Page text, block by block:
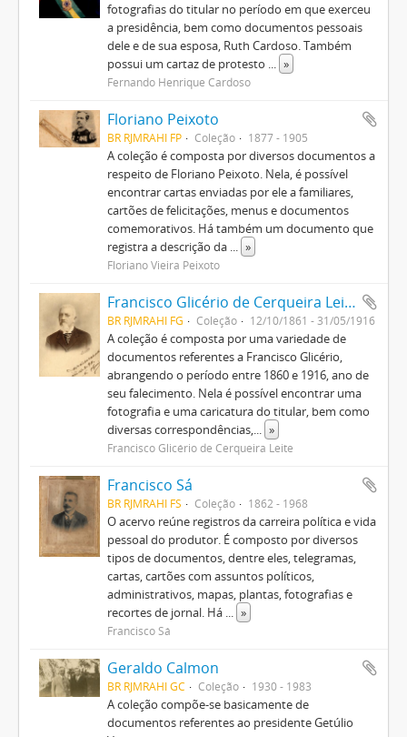
fotografias do titular no período em que exerceu
a presidência, bem como documentos pessoais
dele e de sua esposa, Ruth Cardoso. Também
possui um cartaz de protesto ... »
Fernando Henrique Cardoso
Floriano Peixoto
BR RJMRAHI FP Coleção 1877 - 1905
A coleção é composta por diversos documentos a
respeito de Floriano Peixoto. Nela, é possível
encontrar cartas enviadas por ele a familiares,
cartões de felicitações, menus e documentos
comemorativos. Há também um documento que
registra a descrição da ... »
Floriano Vieira Peixoto
Francisco Glicério de Cerqueira Leite
BR RJMRAHI FG Coleção 12/10/1861 - 31/05/1916
A coleção é composta por uma variedade de
documentos referentes a Francisco Glicério,
abrangendo o período entre 1860 e 1916, ano de
seu falecimento. Nela é possível encontrar uma
fotografia e uma caricatura do titular, bem como
diversas correspondências,... »
Francisco Glicério de Cerqueira Leite
Francisco Sá
BR RJMRAHI FS Coleção 1862 - 1968
O acervo reúne registros da carreira política e vida
pessoal do produtor. É composto por diversos
tipos de documentos, dentre eles, telegramas,
cartas, cartões com assuntos políticos,
administrativos, mapas, plantas, fotografias e
recortes de jornal. Há ... »
Francisco Sá
Geraldo Calmon
BR RJMRAHI GC Coleção 1930 - 1983
A coleção compõe-se basicamente de
documentos referentes ao presidente Getúlio